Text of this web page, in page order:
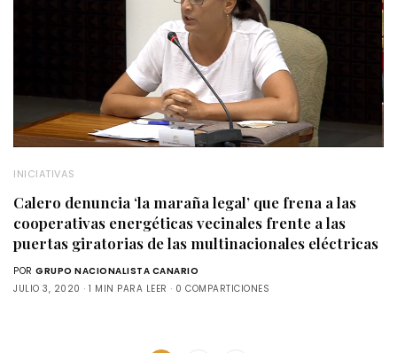
INICIATIVAS
Calero denuncia ‘la maraña legal’ que frena a las
cooperativas energéticas vecinales frente a las
puertas giratorias de las multinacionales eléctricas
POR GRUPO NACIONALISTA CANARIO
JULIO 3, 2020
1 MIN PARA LEER 0 COMPARTICIONES